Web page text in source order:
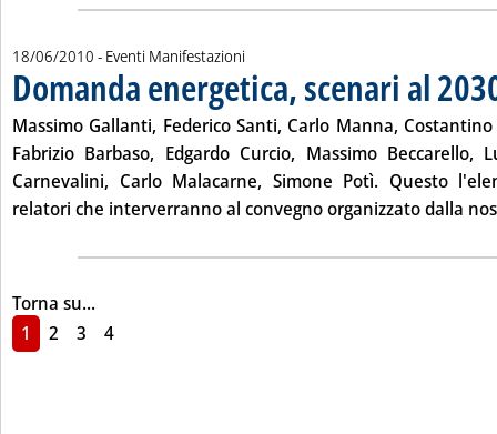
18/06/2010 - Eventi Manifestazioni
Domanda energetica, scenari al
Massimo Gallanti, Federico Santi, Carlo Manna,
Fabrizio Barbaso, Edgardo Curcio, Massimo Beccarello,
Carnevalini, Carlo Malacarne, Simone Potì. Questo
relatori che interverranno al convegno organizzato dalla
Torna su...
1
2 3 4